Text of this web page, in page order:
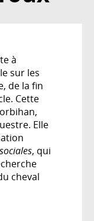
à
sur les
de la fin
Cette
Elle
, qui
cheval